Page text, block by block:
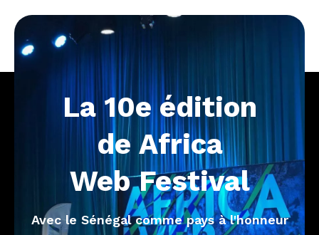
La 10e édition
de Africa
Web Festival
Avec le Sénégal comme pays à l'honneur